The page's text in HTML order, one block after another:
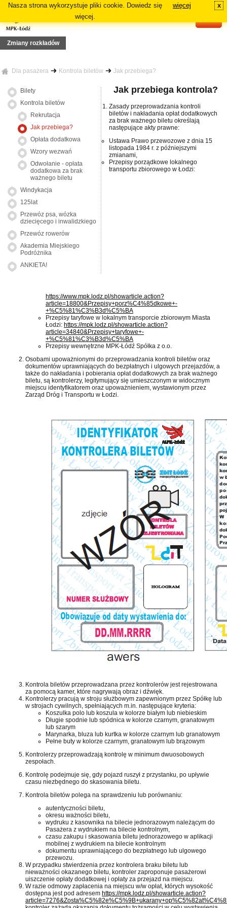
Nasza strona wykorzystuje pliki cookie. Dowiedz się
więcej.
więcej x
Dla pasażera Kontrola biletów Jak przebiega?
Bilety
Kontrola biletów
Rekrutacja
Jak przebiega?
Opłata dodatkowa
Wzory wezwań
Odwołanie - opłata
dodatkowa za brak
ważnego biletu
Windykacja
125lat
Przewóz psa, wózka
dziecięcego i inwalidzkiego
Przewóz rowerów
Akademia Miejskiego
Podróżnika
ANKIETA!
Zmiany rozkładów
z 4/5 do nocy 7/8 sierpnia 2026r. (wt/śr - pt/sb), zmiana trasy wyjazdowej linii Z1
lipca 2026r. (niedziela), zmiana tras linii 73, 81A, 81B, N5A, N5B
linii: 70, 72A, 72B
lipca 2026r. (niedziela), zmiana tras linii 87A, 87B
linii 18 i 54A
podstawowej danej linii: 64A, 84A, 88B i 91A
czerwca 2026r. (poniedziałek), zmiana tras linii: 2, 3, 6, 7, 11
Jak przebiega kontrola?
Zasady przeprowadzania kontroli
biletów i nakładania opłat dodatkowych
za brak ważnego biletu określają
następujące akty prawne:
Ustawa Prawo przewozowe z dnia 15
listopada 1984 r. z późniejszymi
zmianami,
Przepisy porządkowe lokalnego
transportu zbiorowego w Łodzi:
https://www.mpk.lodz.pl/showarticle.action?
article=18800&Przepisy+porz%C4%85dkowe+-
+%C5%81%C3%B3d%C5%BA
Przepisy taryfowe w lokalnym transporcie zbiorowym Miasta
Łodzi: https://mpk.lodz.pl/showarticle.action?
article=34840&Przepisy+taryfowe+-
+%C5%81%C3%B3d%C5%BA
Przepisy wewnętrzne MPK-Łódź Spółka z o.o.
Osobami upoważnionymi do przeprowadzania kontroli biletów oraz
dokumentów uprawniających do bezpłatnych i ulgowych przejazdów, a
także do nakładania i pobierania opłat dodatkowych za brak ważnego
biletu, są kontrolerzy, legitymujący się umieszczonym w widocznym
miejscu identyfikatorem oraz upoważnieniem, wystawionym przez
Zarząd Dróg i Transportu w Łodzi.
Kontrola biletów przeprowadzana przez kontrolerów jest rejestrowana
za pomocą kamer, które nagrywają obraz i dźwięk.
Kontrolerzy pracują w stroju służbowym zapewnionym przez Spółkę lub
w strojach cywilnych, spełniających m.in. następujące kryteria:
Koszulka polo lub koszula w kolorze białym lub niebieskim
Długie spodnie lub spódnica w kolorze czarnym, granatowym
lub szarym
Marynarka, bluza lub kurtka w kolorze czarnym lub granatowym
Pełne buty w kolorze czarnym, granatowym lub brązowym
Kontrolerzy przeprowadzają kontrolę w minimum dwuosobowych
zespołach.
Kontrolę podejmuje się, gdy pojazd ruszył z przystanku, po upływie
czasu niezbędnego do skasowania biletu.
Kontrola biletów polega na sprawdzeniu lub porównaniu:
autentyczności biletu,
okresu ważności biletu,
wydruku z kasownika na bilecie jednorazowym należącym do
Pasażera z wydrukiem na bilecie kontrolnym,
czasu zakupu i skasowania biletu jednorazowego w aplikacji
mobilnej z wydrukiem na bilecie kontrolnym
dokumentu uprawniającego do bezpłatnego lub ulgowego
przewozu.
W przypadku stwierdzenia przez kontrolera braku biletu lub
nieważności okazanego biletu, kontroler zaproponuje pasażerowi
uiszczenie opłaty dodatkowej i opłaty za przejazd na miejscu.
W razie odmowy zapłacenia na miejscu w/w opłat, których wysokość
dostępna jest pod adresem https://mpk.lodz.pl/showarticle.action?